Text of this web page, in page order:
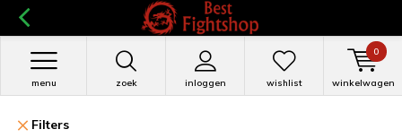
zoek inloggen
menu wishlist winkelwagen
0
Filters